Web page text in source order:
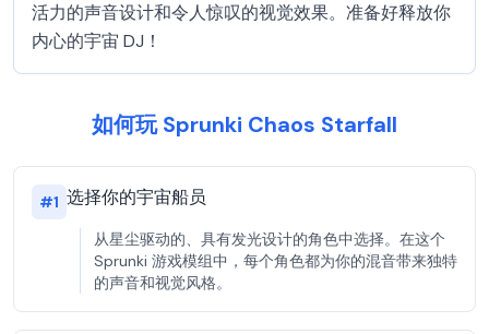
活力的声音设计和令人惊叹的视觉效果。准备好释放你
内心的宇宙 DJ！
如何玩 Sprunki Chaos Starfall
#1 选择你的宇宙船员
从星尘驱动的、具有发光设计的角色中选择。在这个
Sprunki 游戏模组中，每个角色都为你的混音带来独特
的声音和视觉风格。